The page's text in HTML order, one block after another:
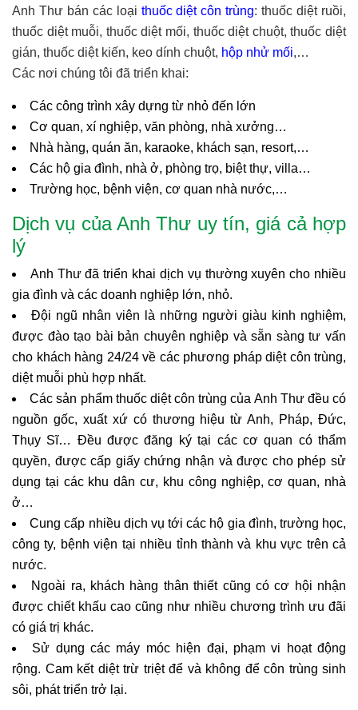
Anh Thư bán các loại thuốc diệt côn trùng: thuốc diệt ruồi,
thuốc diệt muỗi, thuốc diệt mối, thuốc diệt chuột, thuốc diệt
gián, thuốc diệt kiến, keo dính chuột, hộp nhử mối,…
Các nơi chúng tôi đã triển khai:
Các công trình xây dựng từ nhỏ đến lớn
Cơ quan, xí nghiệp, văn phòng, nhà xưởng…
Nhà hàng, quán ăn, karaoke, khách sạn, resort,…
Các hộ gia đình, nhà ở, phòng trọ, biệt thự, villa…
Trường học, bệnh viện, cơ quan nhà nước,…
Dịch vụ của Anh Thư uy tín, giá cả hợp
lý
Anh Thư đã triển khai dịch vụ thường xuyên cho nhiều
gia đình và các doanh nghiệp lớn, nhỏ.
Đội ngũ nhân viên là những người giàu kinh nghiệm,
được đào tạo bài bản chuyên nghiệp và sẵn sàng tư vấn
cho khách hàng 24/24 về các phương pháp diệt côn trùng,
diệt muỗi phù hợp nhất.
Các sản phẩm thuốc diệt côn trùng của Anh Thư đều có
nguồn gốc, xuất xứ có thương hiệu từ Anh, Pháp, Đức,
Thụy Sĩ… Đều được đăng ký tại các cơ quan có thẩm
quyền, được cấp giấy chứng nhận và được cho phép sử
dụng tại các khu dân cư, khu công nghiệp, cơ quan, nhà
ở…
Cung cấp nhiều dịch vụ tới các hộ gia đình, trường học,
công ty, bệnh viện tại nhiều tỉnh thành và khu vực trên cả
nước.
Ngoài ra, khách hàng thân thiết cũng có cơ hội nhận
được chiết khấu cao cũng như nhiều chương trình ưu đãi
có giá trị khác.
Sử dụng các máy móc hiện đại, phạm vi hoạt động
rộng. Cam kết diệt trừ triệt để và không để côn trùng sinh
sôi, phát triển trở lại.